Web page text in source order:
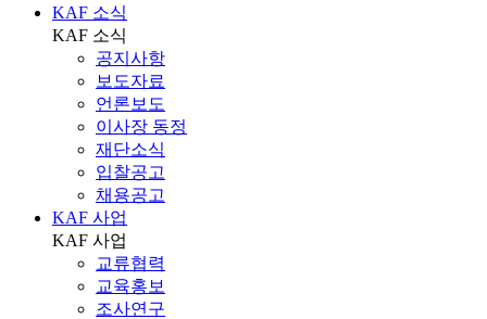
KAF 소식
KAF 소식
공지사항
보도자료
언론보도
이사장 동정
재단소식
입찰공고
채용공고
KAF 사업
KAF 사업
교류협력
교육홍보
조사연구